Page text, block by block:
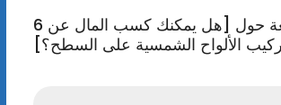
6 أسئلة شائعة حول [هل يمكنك كسب المال عن
الألواح الشمسية على السطح؟]